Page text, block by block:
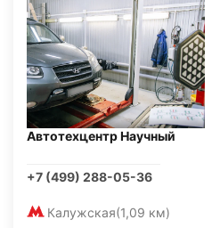
Автотехцентр Научный
+7 (499) 288-05-36
Калужская(1,09 км)